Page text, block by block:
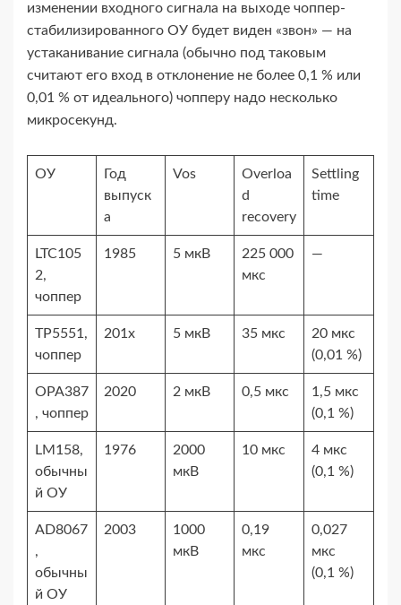
изменении входного сигнала на выходе чоппер-​
стабилизированного ОУ будет виден «звон» — на
устаканивание сигнала (обычно под таковым
считают его вход в отклонение не более 0,1 % или
0,01 % от идеального) чопперу надо несколько
микросекунд.
ОУ
Год
выпуск
а
Vos
Overloa
d
recovery
Settling
time
LTC105
2,
чоппер
1985 5 мкВ
225 000
мкс
—
TP5551,
чоппер
201x 5 мкВ 35 мкс
20 мкс
(0,01 %)
OPA387
, чоппер
2020 2 мкВ 0,5 мкс
1,5 мкс
(0,1 %)
LM158,
обычны
й ОУ
1976
2000
мкВ
10 мкс
4 мкс
(0,1 %)
AD8067
,
обычны
й ОУ
2003
1000
мкВ
0,19
мкс
0,027
мкс
(0,1 %)